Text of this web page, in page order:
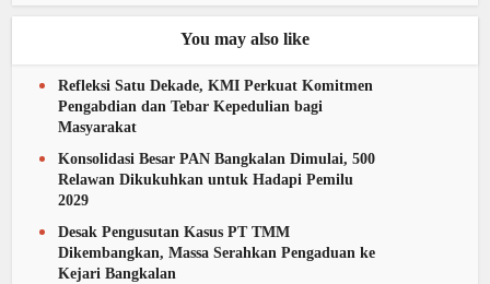
You may also like
Refleksi Satu Dekade, KMI Perkuat Komitmen
Pengabdian dan Tebar Kepedulian bagi
Masyarakat
Konsolidasi Besar PAN Bangkalan Dimulai, 500
Relawan Dikukuhkan untuk Hadapi Pemilu
2029
Desak Pengusutan Kasus PT TMM
Dikembangkan, Massa Serahkan Pengaduan ke
Kejari Bangkalan